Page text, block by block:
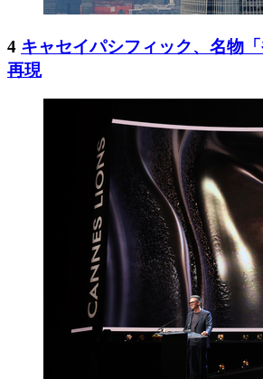
4 キャセイパシフィック、名物
再現